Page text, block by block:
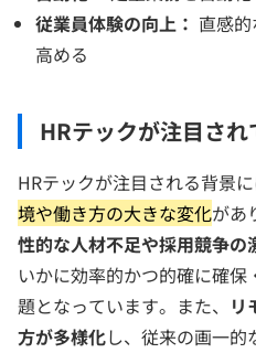
従業員体験の向上： 直感
高める
HRテックが注目され
HRテックが注目される背景に
境や働き方の大きな変化があ
性的な人材不足や採用競争の
いかに効率的かつ的確に確
題となっています。また、 リ
方が多様化し、従来の画一的